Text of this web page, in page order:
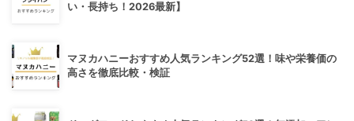
い・長持ち！2026最新】
マヌカハニーおすすめ人気ランキング52選！味や栄養価の
高さを徹底比較・検証